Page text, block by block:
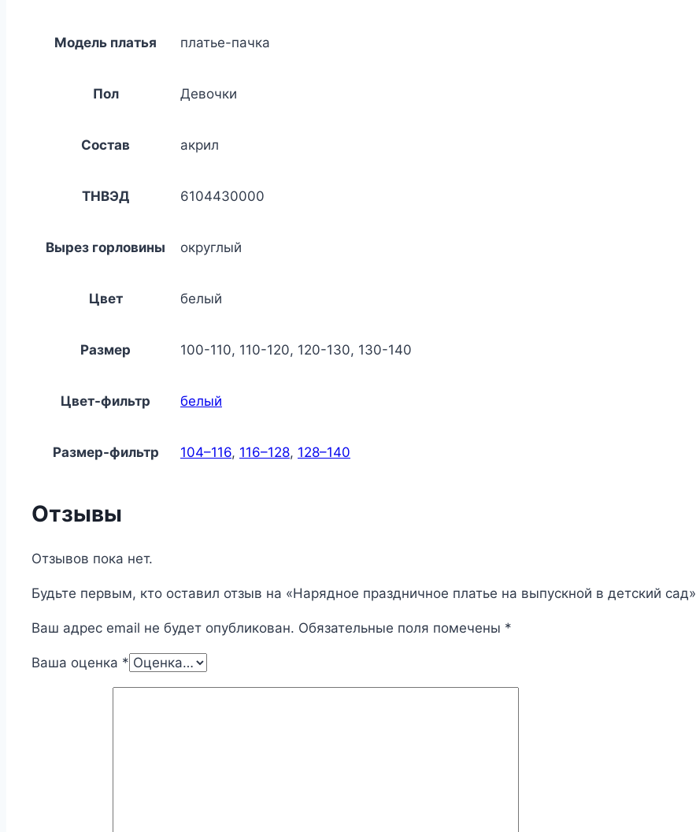
Модель платья платье-пачка
Пол Девочки
Состав акрил
ТНВЭД 6104430000
Вырез горловины округлый
Цвет белый
Размер 100-110, 110-120, 120-130, 130-140
Цвет-фильтр белый
Размер-фильтр 104–116, 116–128, 128–140
Отзывы
Отзывов пока нет.
Будьте первым, кто оставил отзыв на «Нарядное праздничное платье на выпускной в детский сад»
Ваш адрес email не будет опубликован. Обязательные поля помечены *
Ваша оценка *